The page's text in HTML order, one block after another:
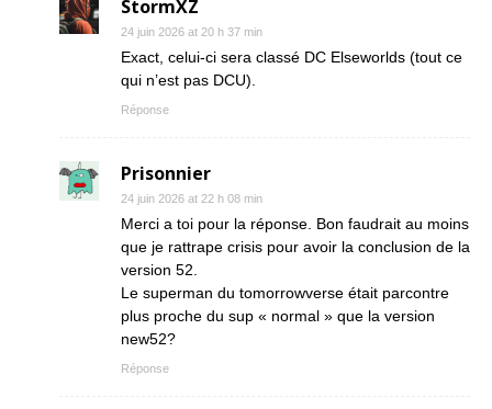
StormXZ
24 juin 2026 at 20 h 37 min
Exact, celui-ci sera classé DC Elseworlds (tout ce
qui n’est pas DCU).
Réponse
Prisonnier
24 juin 2026 at 22 h 08 min
Merci a toi pour la réponse. Bon faudrait au moins
que je rattrape crisis pour avoir la conclusion de la
version 52.
Le superman du tomorrowverse était parcontre
plus proche du sup « normal » que la version
new52?
Réponse